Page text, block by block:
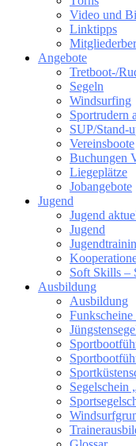
Video und
Linktipps
Angebote
Tretboot-/
Segeln
Windsurfing
Sportrudern
SUP/Stand-
Vereinsboote
Buchungen
Liegeplätze
Jobangebote
Jugend
Jugend
Jugend
Soft Skills –
Ausbildung
Ausbildung
Segelschein